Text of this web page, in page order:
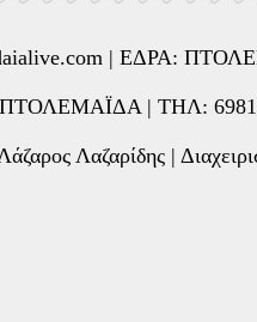
eordaialive.com | ΕΔΡΑ:
| ΤΗΛ:
Λαζαρίδης |